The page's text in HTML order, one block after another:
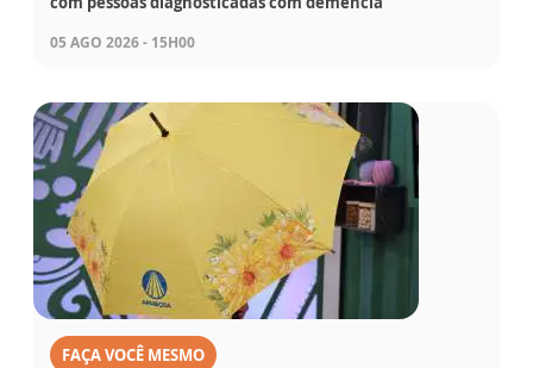
05 AGO 2026 - 15H00
FAÇA VOCÊ MESMO